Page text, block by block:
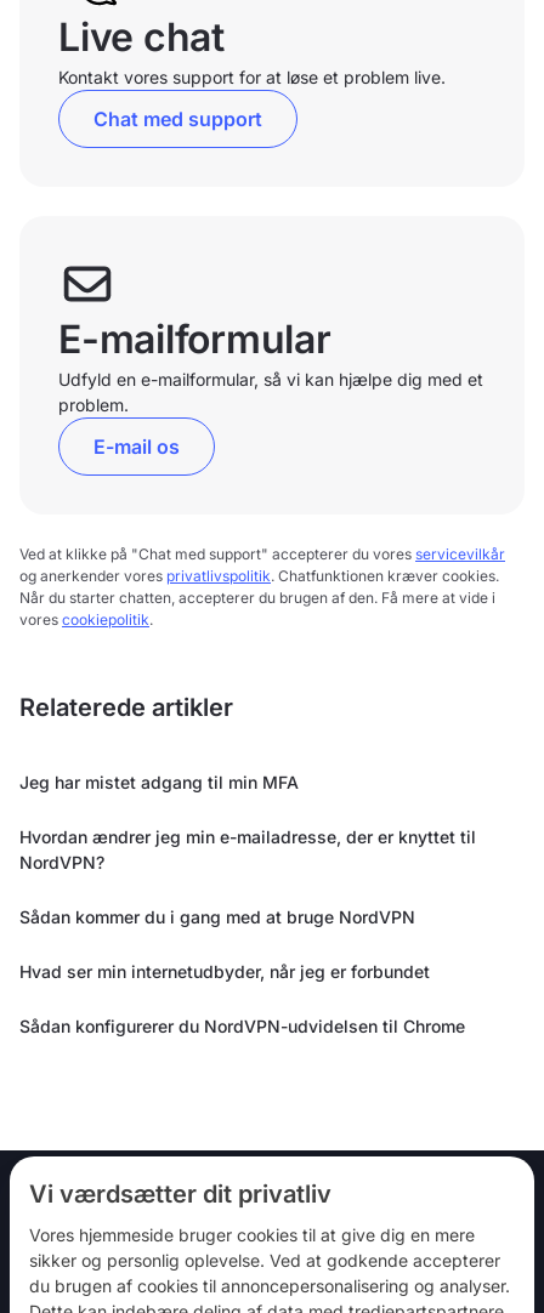
Vi værdsætter dit privatliv
Vores hjemmeside bruger cookies til at give dig en mere
sikker og personlig oplevelse. Ved at godkende accepterer
du brugen af ​​cookies til annoncepersonalisering og analyser.
Live chat
Kontakt vores support for at løse et problem live.
Chat med support
E-mailformular
Udfyld en e-mailformular, så vi kan hjælpe dig med et
problem.
E-mail os
Ved at klikke på "Chat med support" accepterer du vores servicevilkår
og anerkender vores privatlivspolitik. Chatfunktionen kræver cookies.
Når du starter chatten, accepterer du brugen af den. Få mere at vide i
vores cookiepolitik.
Relaterede artikler
Jeg har mistet adgang til min MFA
Hvordan ændrer jeg min e-mailadresse, der er knyttet til
NordVPN?
Sådan kommer du i gang med at bruge NordVPN
Hvad ser min internetudbyder, når jeg er forbundet
Sådan konfigurerer du NordVPN-udvidelsen til Chrome
Følg os